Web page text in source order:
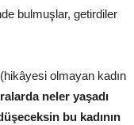
bulmuşlar, getirdiler
olmayan kadın
neler yaşadı
bu kadının